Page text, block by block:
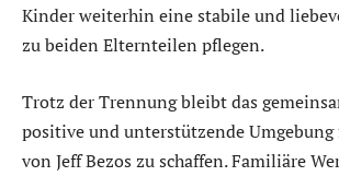
Kinder weiterhin eine stabile und
zu beiden Elternteilen pflegen.
Trotz der Trennung bleibt das
positive und unterstützende Umgebung
von Jeff Bezos zu schaffen. Familiäre